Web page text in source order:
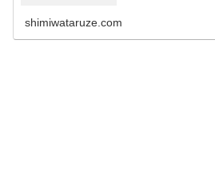
shimiwataruze.com